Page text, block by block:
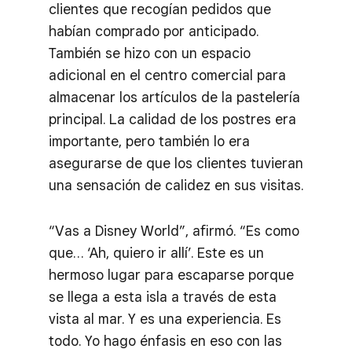
clientes que recogían pedidos que
habían comprado por anticipado.
También se hizo con un espacio
adicional en el centro comercial para
almacenar los artículos de la pastelería
principal. La calidad de los postres era
importante, pero también lo era
asegurarse de que los clientes tuvieran
una sensación de calidez en sus visitas.
“Vas a Disney World”, afirmó. “Es como
que… ‘Ah, quiero ir allí’. Este es un
hermoso lugar para escaparse porque
se llega a esta isla a través de esta
vista al mar. Y es una experiencia. Es
todo. Yo hago énfasis en eso con las